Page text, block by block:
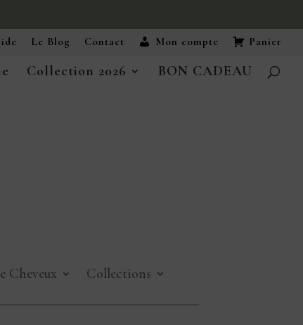
Le Blog Contact Mon compte Panier
Collection 2026 BON CADEAU
Cheveux Collections